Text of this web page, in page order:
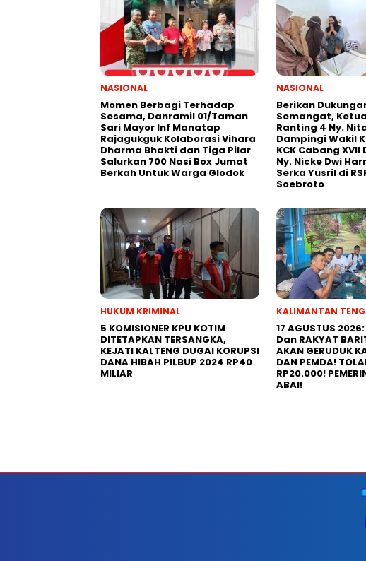
NASIONAL
Momen Berbagi Terhadap
Sesama, Danramil 01/Taman
Sari Mayor Inf Manatap
Rajagukguk Kolaborasi Vihara
Dharma Bhakti dan Tiga Pilar
Salurkan 700 Nasi Box Jumat
Berkah Untuk Warga Glodok
NASIONAL
Berikan
Semangat,
Ranting 4 Ny.
Dampingi Wakil
KCK Cabang XVII
Ny. Nicke Dwi
Serka Yusril di
Soebroto
HUKUM KRIMINAL
5 KOMISIONER KPU KOTIM
DITETAPKAN TERSANGKA,
KEJATI KALTENG DUGAI KORUPSI
DANA HIBAH PILBUP 2024 RP40
MILIAR
KALIMANTAN
17 AGUSTUS
Dan RAKYAT
AKAN GERUDUK
DAN PEMDA!
RP20.000!
ABAI!